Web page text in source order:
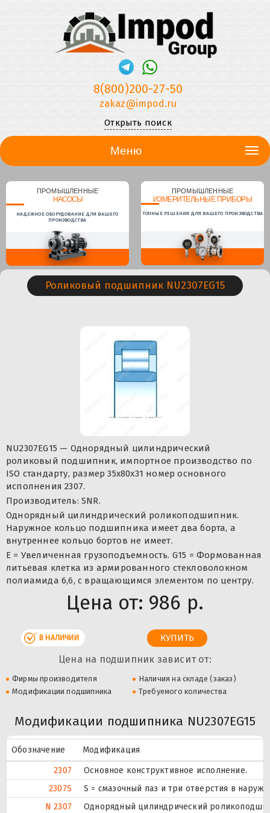
8(800)200-27-50
zakaz@impod.ru
Открыть поиск
Меню
ПРОМЫШЛЕННЫЕ
НАСОСЫ
НАДЕЖНОЕ ОБОРУДОВАНИЕ ДЛЯ ВАШЕГО
ПРОИЗВОДСТВА
ПРОМЫШЛЕННЫЕ
ИЗМЕРИТЕЛЬНЫЕ ПРИБОРЫ
ТОЧНЫЕ РЕШЕНИЯ ДЛЯ ВАШЕГО ПРОИЗВОДСТВА
Роликовый подшипник NU2307EG15
NU2307EG15 — Однорядный цилиндрический
роликовый подшипник, импортное производство по
ISO стандарту, размер 35x80x31 номер основного
исполнения 2307.
Производитель: SNR.
Однорядный цилиндрический роликоподшипник.
Наружное кольцо подшипника имеет два борта, а
внутреннее кольцо бортов не имеет.
E = Увеличенная грузоподъемность. G15 = Формованная
литьевая клетка из армированного стекловолокном
полиамида 6,6, с вращающимся элементом по центру.
Цена от: 986 р.
В НАЛИЧИИ
Цена на подшипник зависит от:
Фирмы производителя
Наличия на складе (заказ)
Модификации подшипника
Требуемого количества
Модификации подшипника NU2307EG15
Обозначение
Модификация
2307
Основное конструктивное исполнение.
2307S
S = смазочный паз и три отверстия в
N 2307
Однорядный цилиндрический